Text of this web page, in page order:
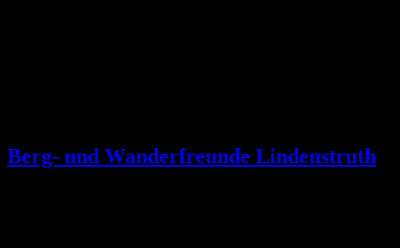
Berg- und Wanderfreunde Lindenstruth